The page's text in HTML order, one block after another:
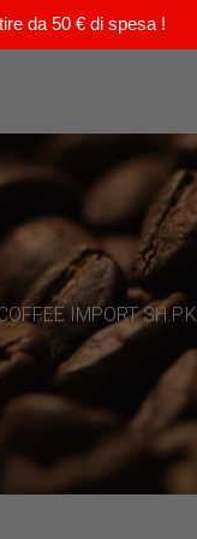
da 50 € di spesa !
IMPORT SH.P.K.